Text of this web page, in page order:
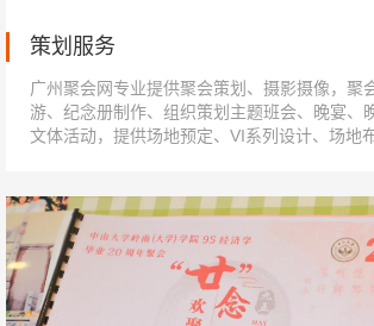
策划服务
广州聚会网专业提供聚会策划、摄影摄像，聚
游、纪念册制作、组织策划主题班会、晚宴、
文体活动，提供场地预定、VI系列设计、场地